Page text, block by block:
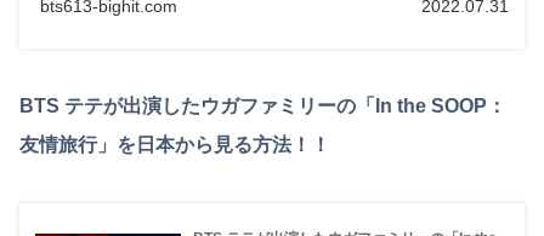
bts613-bighit.com 2022.07.31
BTS テテが出演したウガファミリーの「In the SOOP：
友情旅行」を日本から見る方法！！